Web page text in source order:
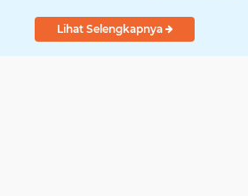
Lihat Selengkapnya